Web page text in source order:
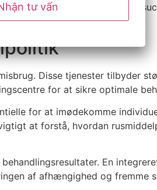
at både patienterfaringer og
Disse tjenester tilbyder
for at sikre optimale
for at imødekomme
at forstå, hvordan
En
af afhængighed og fremme
tư vấn